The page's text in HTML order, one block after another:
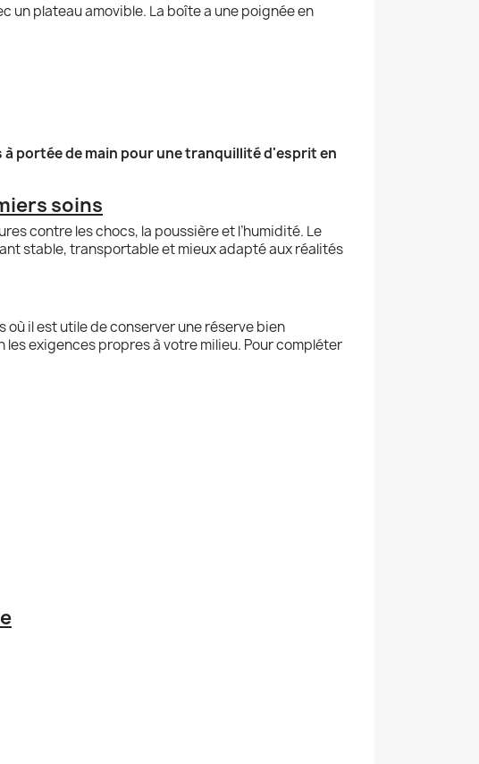
plateau amovible. La boîte a une poignée en
portée de main pour une tranquillité d'esprit en
soins
contre les chocs, la poussière et l’humidité. Le
stable, transportable et mieux adapté aux réalités
il est utile de conserver une réserve bien
exigences propres à votre milieu. Pour compléter